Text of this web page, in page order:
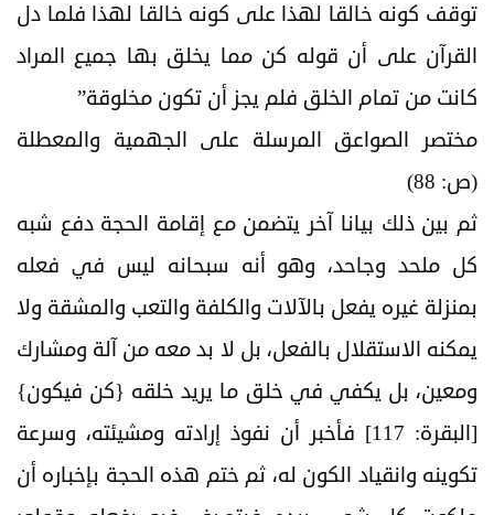
توقف كونه خالقا لهذا على كونه خالقا لهذا فلما دل
القرآن على أن قوله كن مما يخلق بها جميع المراد
كانت من تمام الخلق فلم يجز أن تكون مخلوقة”
مختصر الصواعق المرسلة على الجهمية والمعطلة
(ص: 88)
ثم بين ذلك بيانا آخر يتضمن مع إقامة الحجة دفع شبه
كل ملحد وجاحد، وهو أنه سبحانه ليس في فعله
بمنزلة غيره يفعل بالآلات والكلفة والتعب والمشقة ولا
يمكنه الاستقلال بالفعل، بل لا بد معه من آلة ومشارك
ومعين، بل يكفي في خلق ما يريد خلقه {كن فيكون}
[البقرة: 117] فأخبر أن نفوذ إرادته ومشيئته، وسرعة
تكوينه وانقياد الكون له، ثم ختم هذه الحجة بإخباره أن